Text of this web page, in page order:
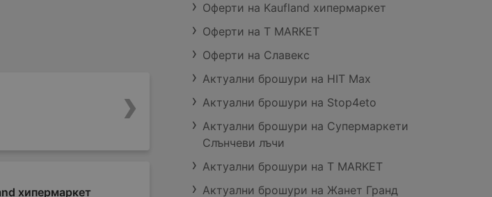
хипермаркет
Оферти на Kaufland хипермаркет
Оферти на T MARKET
Оферти на Славекс
Актуални брошури на HIT Max
Актуални брошури на Stop4eto
Актуални брошури на Супермаркети
Слънчеви лъчи
Актуални брошури на T MARKET
Актуални брошури на Жанет Гранд